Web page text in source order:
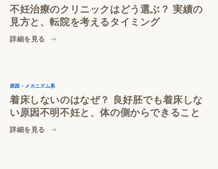
不妊治療のクリニックはどう選ぶ？ 実績の
見方と、転院を考えるタイミング
詳細を見る
原因・メカニズム系
着床しないのはなぜ？ 良好胚でも着床しな
い原因不明不妊と、体の側からできること
詳細を見る